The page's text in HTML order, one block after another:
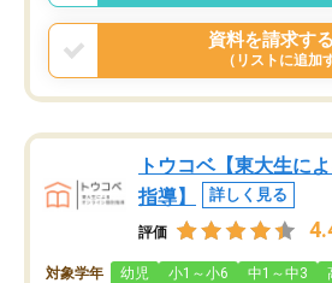
資料を請求する
（リストに追加
トウコベ【東大生に
指導】
詳しく見る
評価
対象学年 幼児 小1～小6 中1～中3